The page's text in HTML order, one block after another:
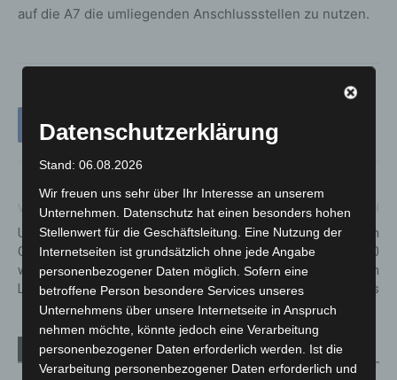
auf die A7 die umliegenden Anschlussstellen zu nutzen.
Vorheriger Artikel
UFA Casting Langenhagen:
Große Castingshow startet
wieder im City Center
Langenhagen (CCL)
Nächster Artikel
Herrenhausen Barock in
Hannover begeistert 7.500
Besucher zum
Saisonabschluss
Verwandte Artikel Mehr vom Autor
Datenschutzerklärung
Stand: 06.08.2026
Wir freuen uns sehr über Ihr Interesse an unserem
Unternehmen. Datenschutz hat einen besonders hohen
Stellenwert für die Geschäftsleitung. Eine Nutzung der
Internetseiten ist grundsätzlich ohne jede Angabe
personenbezogener Daten möglich. Sofern eine
betroffene Person besondere Services unseres
Unternehmens über unsere Internetseite in Anspruch
nehmen möchte, könnte jedoch eine Verarbeitung
personenbezogener Daten erforderlich werden. Ist die
Verarbeitung personenbezogener Daten erforderlich und